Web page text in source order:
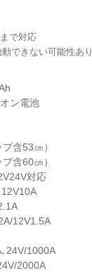
で対応
できない可能性あり
含53㎝）
60㎝）
対応
12V1.5A
24V/1000A
2000A